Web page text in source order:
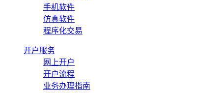
手机软件
仿真软件
程序化交易
开户服务
网上开户
开户流程
业务办理指南